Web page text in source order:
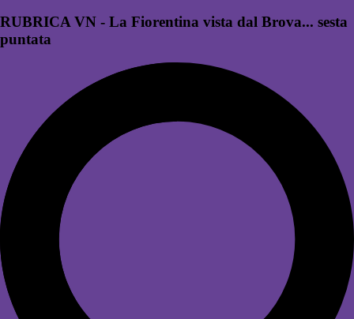
RUBRICA VN - La Fiorentina vista dal Brova... sesta
puntata